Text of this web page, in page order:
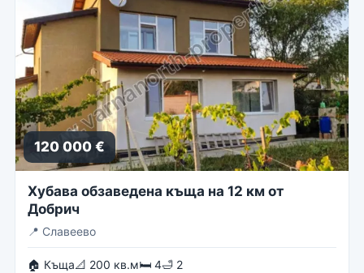
120 000 €
Хубава обзаведена къща на 12 км от
Добрич
📍 Славеево
🏠 Къща📐 200 кв.м🛏 4🛁 2